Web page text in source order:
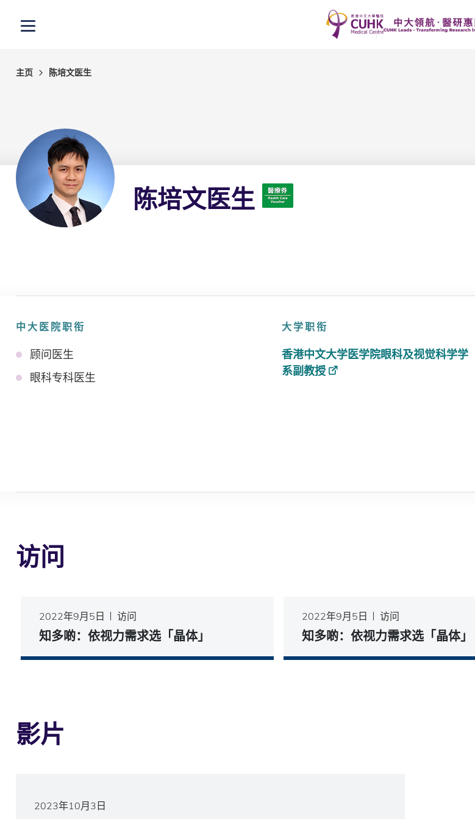
打开选单
主页 陈培文医生
陈培文医生
中大医院职衔
顾问医生
眼科专科医生
大学职衔
香港中文大学医学院眼科及视觉科学学
系副教授
访问
2022年9月5日 访问
知多啲：依视力需求选「晶体」
2022年9月5日 访问
知多啲：依视力需求选「晶体」
影片
2023年10月3日